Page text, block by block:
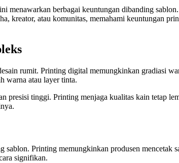
menawarkan berbagai keuntungan dibanding
kreator, atau komunitas, memahami keuntungan
rumit. Printing digital memungkinkan gradiasi
warna atau layer tinta.
presisi tinggi. Printing menjaga kualitas kain tetap
Printing memungkinkan produsen mencetak
signifikan.